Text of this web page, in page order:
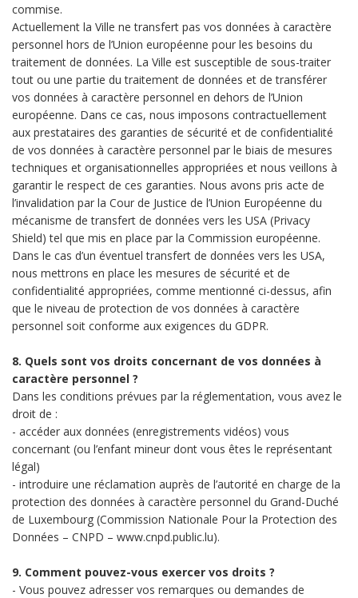
commise.
Actuellement la Ville ne transfert pas vos données à caractère
personnel hors de l’Union européenne pour les besoins du
traitement de données. La Ville est susceptible de sous-traiter
tout ou une partie du traitement de données et de transférer
vos données à caractère personnel en dehors de l’Union
européenne. Dans ce cas, nous imposons contractuellement
aux prestataires des garanties de sécurité et de confidentialité
de vos données à caractère personnel par le biais de mesures
techniques et organisationnelles appropriées et nous veillons à
garantir le respect de ces garanties. Nous avons pris acte de
l’invalidation par la Cour de Justice de l’Union Européenne du
mécanisme de transfert de données vers les USA (Privacy
Shield) tel que mis en place par la Commission européenne.
Dans le cas d’un éventuel transfert de données vers les USA,
nous mettrons en place les mesures de sécurité et de
confidentialité appropriées, comme mentionné ci-dessus, afin
que le niveau de protection de vos données à caractère
personnel soit conforme aux exigences du GDPR.
8. Quels sont vos droits concernant de vos données à
caractère personnel ?
Dans les conditions prévues par la réglementation, vous avez le
droit de :
- accéder aux données (enregistrements vidéos) vous
concernant (ou l’enfant mineur dont vous êtes le représentant
légal)
- introduire une réclamation auprès de l’autorité en charge de la
protection des données à caractère personnel du Grand-Duché
de Luxembourg (Commission Nationale Pour la Protection des
Données – CNPD – www.cnpd.public.lu).
9. Comment pouvez-vous exercer vos droits ?
- Vous pouvez adresser vos remarques ou demandes de